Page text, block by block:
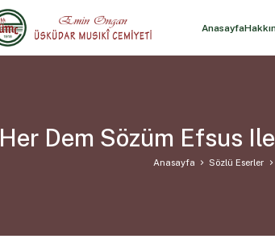
Anasayfa
Her Dem Sözüm Efsus
Anasayfa Sözlü Eserler